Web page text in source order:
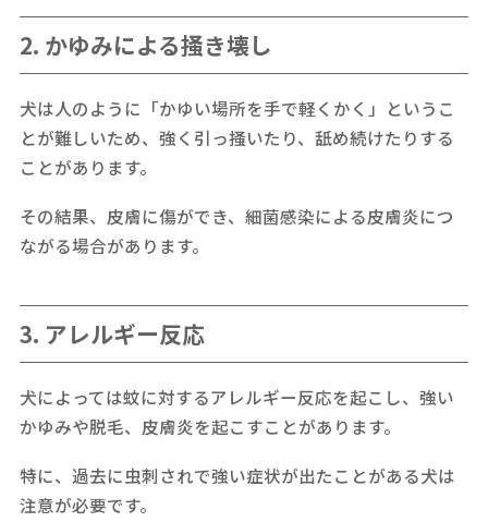
2. かゆみによる掻き壊し
犬は人のように「かゆい場所を手で軽くかく」というこ
とが難しいため、強く引っ掻いたり、舐め続けたりする
ことがあります。
その結果、皮膚に傷ができ、細菌感染による皮膚炎につ
ながる場合があります。
3. アレルギー反応
犬によっては蚊に対するアレルギー反応を起こし、強い
かゆみや脱毛、皮膚炎を起こすことがあります。
特に、過去に虫刺されで強い症状が出たことがある犬は
注意が必要です。